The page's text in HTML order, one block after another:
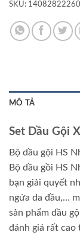
SKU: 14082822260
MÔ TẢ
Set Dầu Gội
Bộ dầu gội HS
Bộ dầu gồi HS
bạn giải quyết
ngứa da đầu,…
sản phẩm dầu
đánh giá rất cao